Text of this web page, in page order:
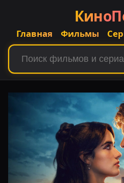
Главная Фильмы